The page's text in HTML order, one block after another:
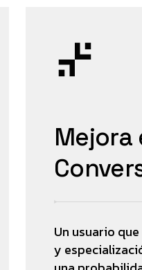
Mejora
Un usuario
y